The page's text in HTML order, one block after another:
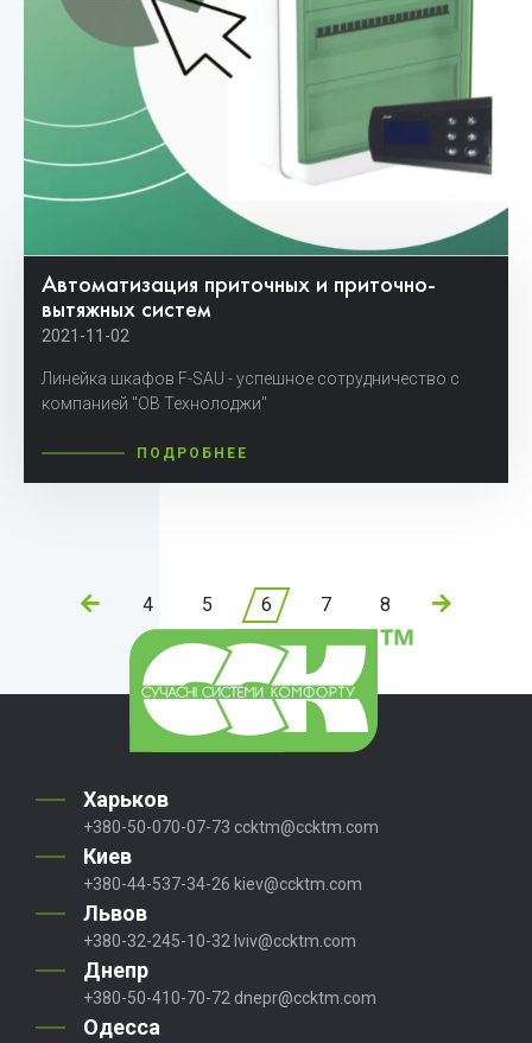
Автоматизация приточных и приточно-
вытяжных систем
2021-11-02
Линейка шкафов F-SAU - успешное сотрудничество с
компанией "ОВ Технолоджи"
ПОДРОБНЕЕ
4 5 6 7 8
Харьков
+380-50-070-07-73 ccktm@ccktm.com
Киев
+380-44-537-34-26 kiev@ccktm.com
Львов
+380-32-245-10-32 lviv@ccktm.com
Днепр
+380-50-410-70-72 dnepr@ccktm.com
Одесса